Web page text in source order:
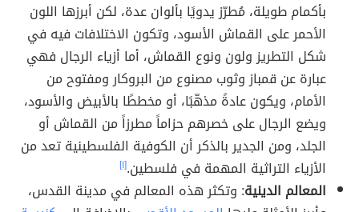
بأكمام طويلة، مُطرّز يدويًا بألوان عدة، لكن أبرزها اللون
الأحمر على القماش الأسود، وتكون الاختلافات فيه في
شكل التطريز ولون ونوع القماش، أما أزياء الرجال فهي
عبارة عن قمباز وثوب مصنوع من البروكار ومفتوح من
الأمام، ويكون عادةً مذهّبًا، أو مخططًا بالأبيض والأسود،
ويضع الرجال على خصرهم حزاماً مطرزاً من القماش أو
الجلد، ومن الجدير بالذكر أن الكوفية الفلسطينية تعد من
الأزياء التراثية المهمة في فلسطين.[١]
المعالم الدينية: وتكثر هذه المعالم في مدينة القدس،